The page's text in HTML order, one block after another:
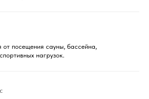
от посещения сауны, бассейна,
нагрузок.